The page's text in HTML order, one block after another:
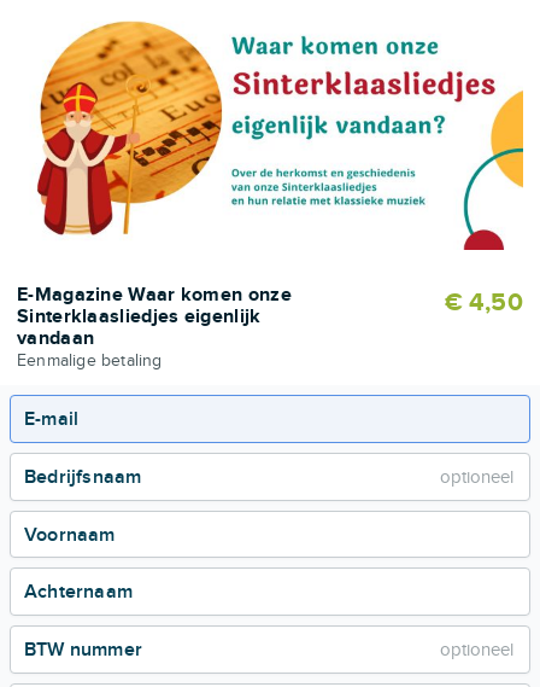
E-Magazine Waar komen onze
Sinterklaasliedjes eigenlijk
vandaan
Eenmalige betaling
€ 4,50
E-mail
Bedrijfsnaam
Voornaam
Achternaam
BTW nummer